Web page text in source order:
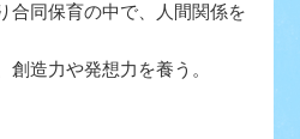
合同保育の中で、人間関係を
創造力や発想力を養う。